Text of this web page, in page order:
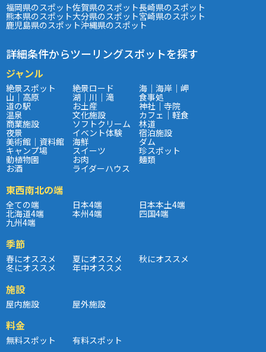
福岡県のスポット佐賀県のスポット長崎県のスポット
熊本県のスポット大分県のスポット宮崎県のスポット
鹿児島県のスポット沖縄県のスポット
詳細条件からツーリングスポットを探す
ジャンル
絶景スポット 絶景ロード 海｜海岸｜岬
山｜高原 湖｜川｜滝 食事処
道の駅 お土産 神社｜寺院
温泉 文化施設 カフェ｜軽食
商業施設 ソフトクリーム 林道
夜景 イベント体験 宿泊施設
美術館｜資料館 海鮮 ダム
キャンプ場 スイーツ 珍スポット
動植物園 お肉 麺類
お酒 ライダーハウス
東西南北の端
全ての端 日本4端 日本本土4端
北海道4端 本州4端 四国4端
九州4端
季節
春にオススメ 夏にオススメ 秋にオススメ
冬にオススメ 年中オススメ
施設
屋内施設 屋外施設
料金
無料スポット 有料スポット